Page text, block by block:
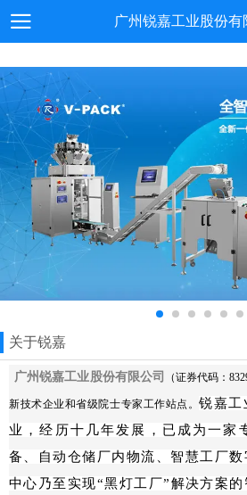
广州锐嘉工业股份有
关于锐嘉
广州锐嘉工业股份有限公司 （证券代码：
新技术企业和省级院士专家工作站点。锐嘉工
业，经历十几年发展，已成为一家
备、自动仓储厂内物流、智慧工厂
中心乃至实现“黑灯工厂”解决方案